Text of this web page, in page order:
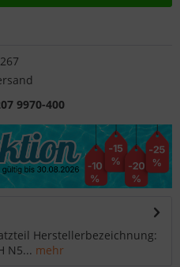
9970-400
Herstellerbezeichnung:
N5... mehr